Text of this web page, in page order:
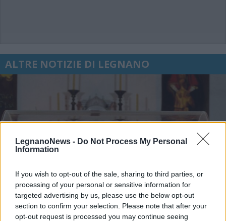
LegnanoNews - Do Not Process My Personal
Information
If you wish to opt-out of the sale, sharing to third parties, or
processing of your personal or sensitive information for
targeted advertising by us, please use the below opt-out
section to confirm your selection. Please note that after your
opt-out request is processed you may continue seeing
ALTRE NOTIZIE DI LEGNANO